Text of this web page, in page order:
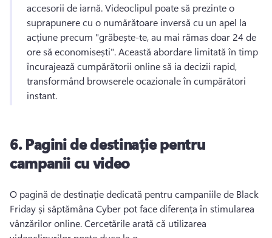
accesorii de iarnă. Videoclipul poate să prezinte o
suprapunere cu o numărătoare inversă cu un apel la
acțiune precum "grăbește-te, au mai rămas doar 24 de
ore să economisești". Această abordare limitată în timp
încurajează cumpărătorii online să ia decizii rapid,
transformând browserele ocazionale în cumpărători
instant.
6.Pagini de destinație pentru
campanii cu video
O pagină de destinație dedicată pentru campaniile de Black
Friday și săptămâna Cyber pot face diferența în stimularea
vânzărilor online. Cercetările arată că utilizarea